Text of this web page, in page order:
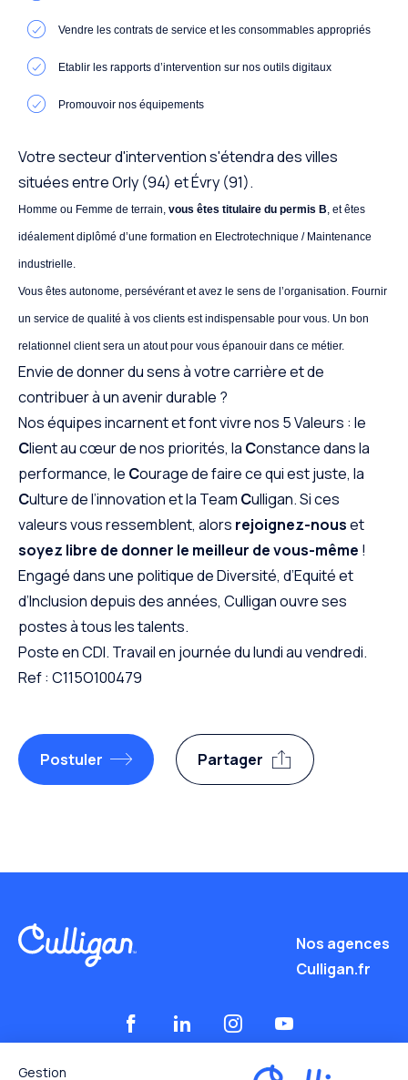
Gestion
Vendre les contrats de service et les consommables appropriés
Etablir les rapports d’intervention sur nos outils digitaux
Promouvoir nos équipements
Votre secteur d'intervention s'étendra des villes
situées entre Orly (94) et Évry (91).
Homme ou Femme de terrain, vous êtes titulaire du permis B, et êtes
idéalement diplômé d’une formation en Electrotechnique / Maintenance
industrielle.
Vous êtes autonome, persévérant et avez le sens de l’organisation. Fournir
un service de qualité à vos clients est indispensable pour vous. Un bon
relationnel client sera un atout pour vous épanouir dans ce métier.
Envie de donner du sens à votre carrière et de
contribuer à un avenir durable ?
Nos équipes incarnent et font vivre nos 5 Valeurs : le
Client au cœur de nos priorités, la Constance dans la
performance, le Courage de faire ce qui est juste, la
Culture de l’innovation et la Team Culligan. Si ces
valeurs vous ressemblent, alors rejoignez-nouset
soyez libre de donner le meilleur de vous-même !
Engagé dans une politique de Diversité, d’Equité et
d’Inclusion depuis des années, Culligan ouvre ses
postes à tous les talents.
Poste en CDI. Travail en journée du lundi au vendredi.
Ref : C115O100479
Postuler Partager
Nos agences
Culligan.fr